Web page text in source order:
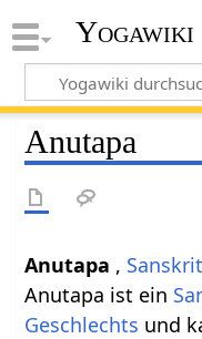
Yogawiki
Anutapa
Anutapa , Sanskrit
Anutapa ist ein
Geschlechts und